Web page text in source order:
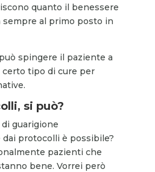
quanto il benessere
al primo posto in
spingere il paziente a
tipo di cure per
si può?
guarigione
protocolli è possibile?
pazienti che
bene. Vorrei però